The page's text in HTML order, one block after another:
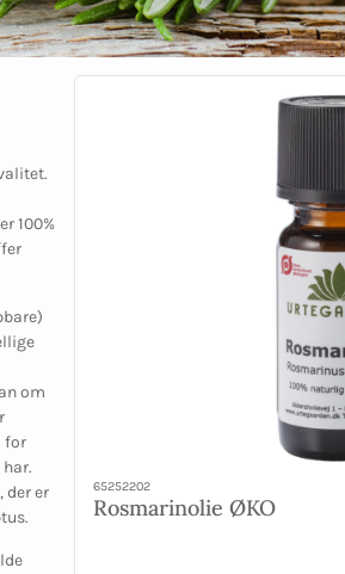
100%
om
for
, der er
65252202
Rosmarinolie ØKO